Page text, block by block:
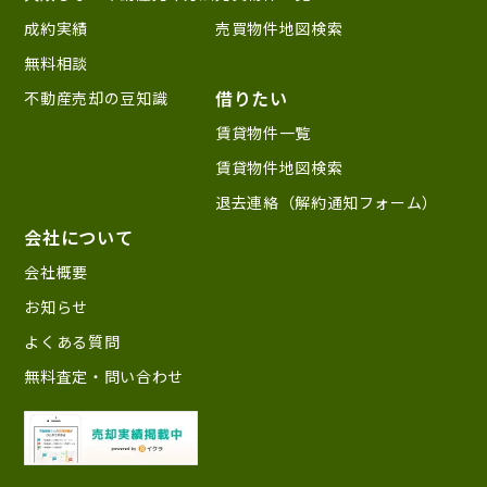
成約実績
無料相談
不動産売却の豆知識
売買物件地図検索
借りたい
賃貸物件一覧
賃貸物件地図検索
退去連絡（解約通知フォーム）
会社について
会社概要
お知らせ
よくある質問
無料査定・問い合わせ